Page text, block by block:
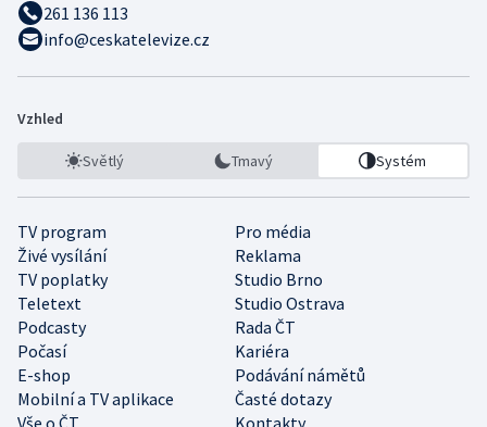
261 136 113
info@ceskatelevize.cz
Vzhled
Světlý Tmavý Systém
TV program
Pro média
Živé vysílání
Reklama
TV poplatky
Studio Brno
Teletext
Studio Ostrava
Podcasty
Rada ČT
Počasí
Kariéra
E-shop
Podávání námětů
Mobilní a TV aplikace
Časté dotazy
Vše o ČT
Kontakty